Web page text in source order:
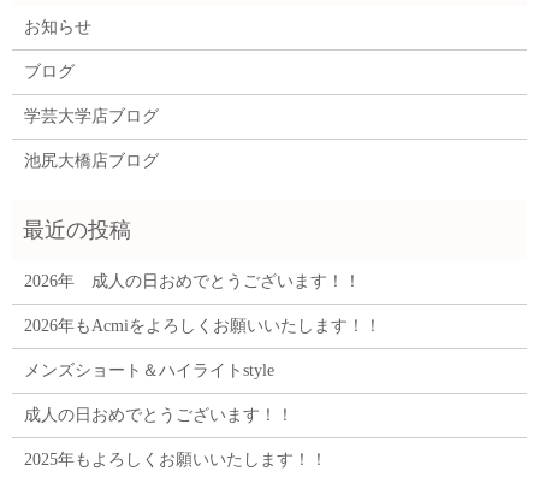
お知らせ
ブログ
学芸大学店ブログ
池尻大橋店ブログ
2026年 成人の日おめでとうございます！！
2026年もAcmiをよろしくお願いいたします！！
メンズショート＆ハイライトstyle
成人の日おめでとうございます！！
2025年もよろしくお願いいたします！！